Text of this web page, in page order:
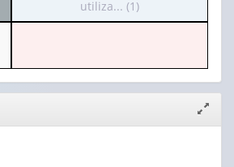
cabeçalho
(possui
valor):
o
apenas
1
utiliza... (1)
janela